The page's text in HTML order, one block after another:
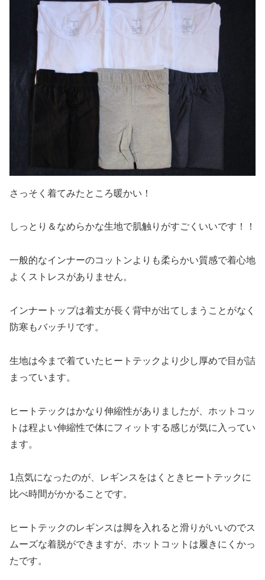
さっそく着てみたところ暖かい！
しっとり＆なめらかな生地で肌触りがすごくいいです！！
一般的なインナーのコットンよりも柔らかい質感で着心地
よくストレスがありません。
インナートップは着丈が長く背中が出てしまうことがなく
防寒もバッチリです。
生地は今まで着ていたヒートテックより少し厚めで目が詰
まっています。
ヒートテックはかなり伸縮性がありましたが、ホットコッ
トは程よい伸縮性で体にフィットする感じが気に入ってい
ます。
1点気になったのが、レギンスをはくときヒートテックに
比べ時間がかかることです。
ヒートテックのレギンスは脚を入れると滑りがいいのでス
ムーズな着脱ができますが、ホットコットは履きにくかっ
たです。